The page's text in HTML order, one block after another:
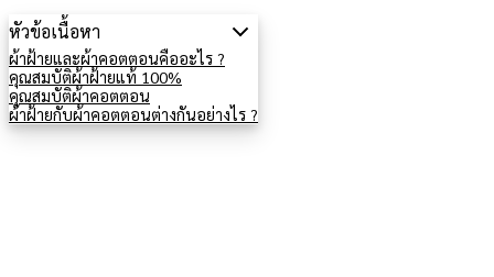
หัวข้อเนื้อหา
ผ้าฝ้ายและผ้าคอตตอนคืออะไร ?
คุณสมบัติผ้าฝ้ายแท้ 100%
คุณสมบัติผ้าคอตตอน
ผ้าฝ้ายกับผ้าคอตตอนต่างกันอย่างไร ?